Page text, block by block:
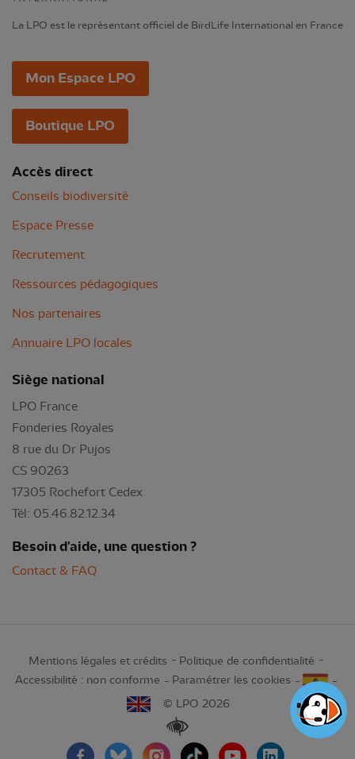
La LPO est le représentant officiel de BirdLife International en France
Mon Espace LPO
Boutique LPO
Accès direct
Conseils biodiversité
Espace Presse
Recrutement
Ressources pédagogiques
Nos partenaires
Annuaire LPO locales
Siège national
LPO France
Fonderies Royales
8 rue du Dr Pujos
CS 90263
17305 Rochefort Cedex
Tél: 05.46.82.12.34
Besoin d'aide, une question ?
Contact & FAQ
Mentions légales et crédits
Politique de confidentialité
Accessibilité : non conforme
Paramétrer les cookies
© LPO 2026
Renforcer les contrastes